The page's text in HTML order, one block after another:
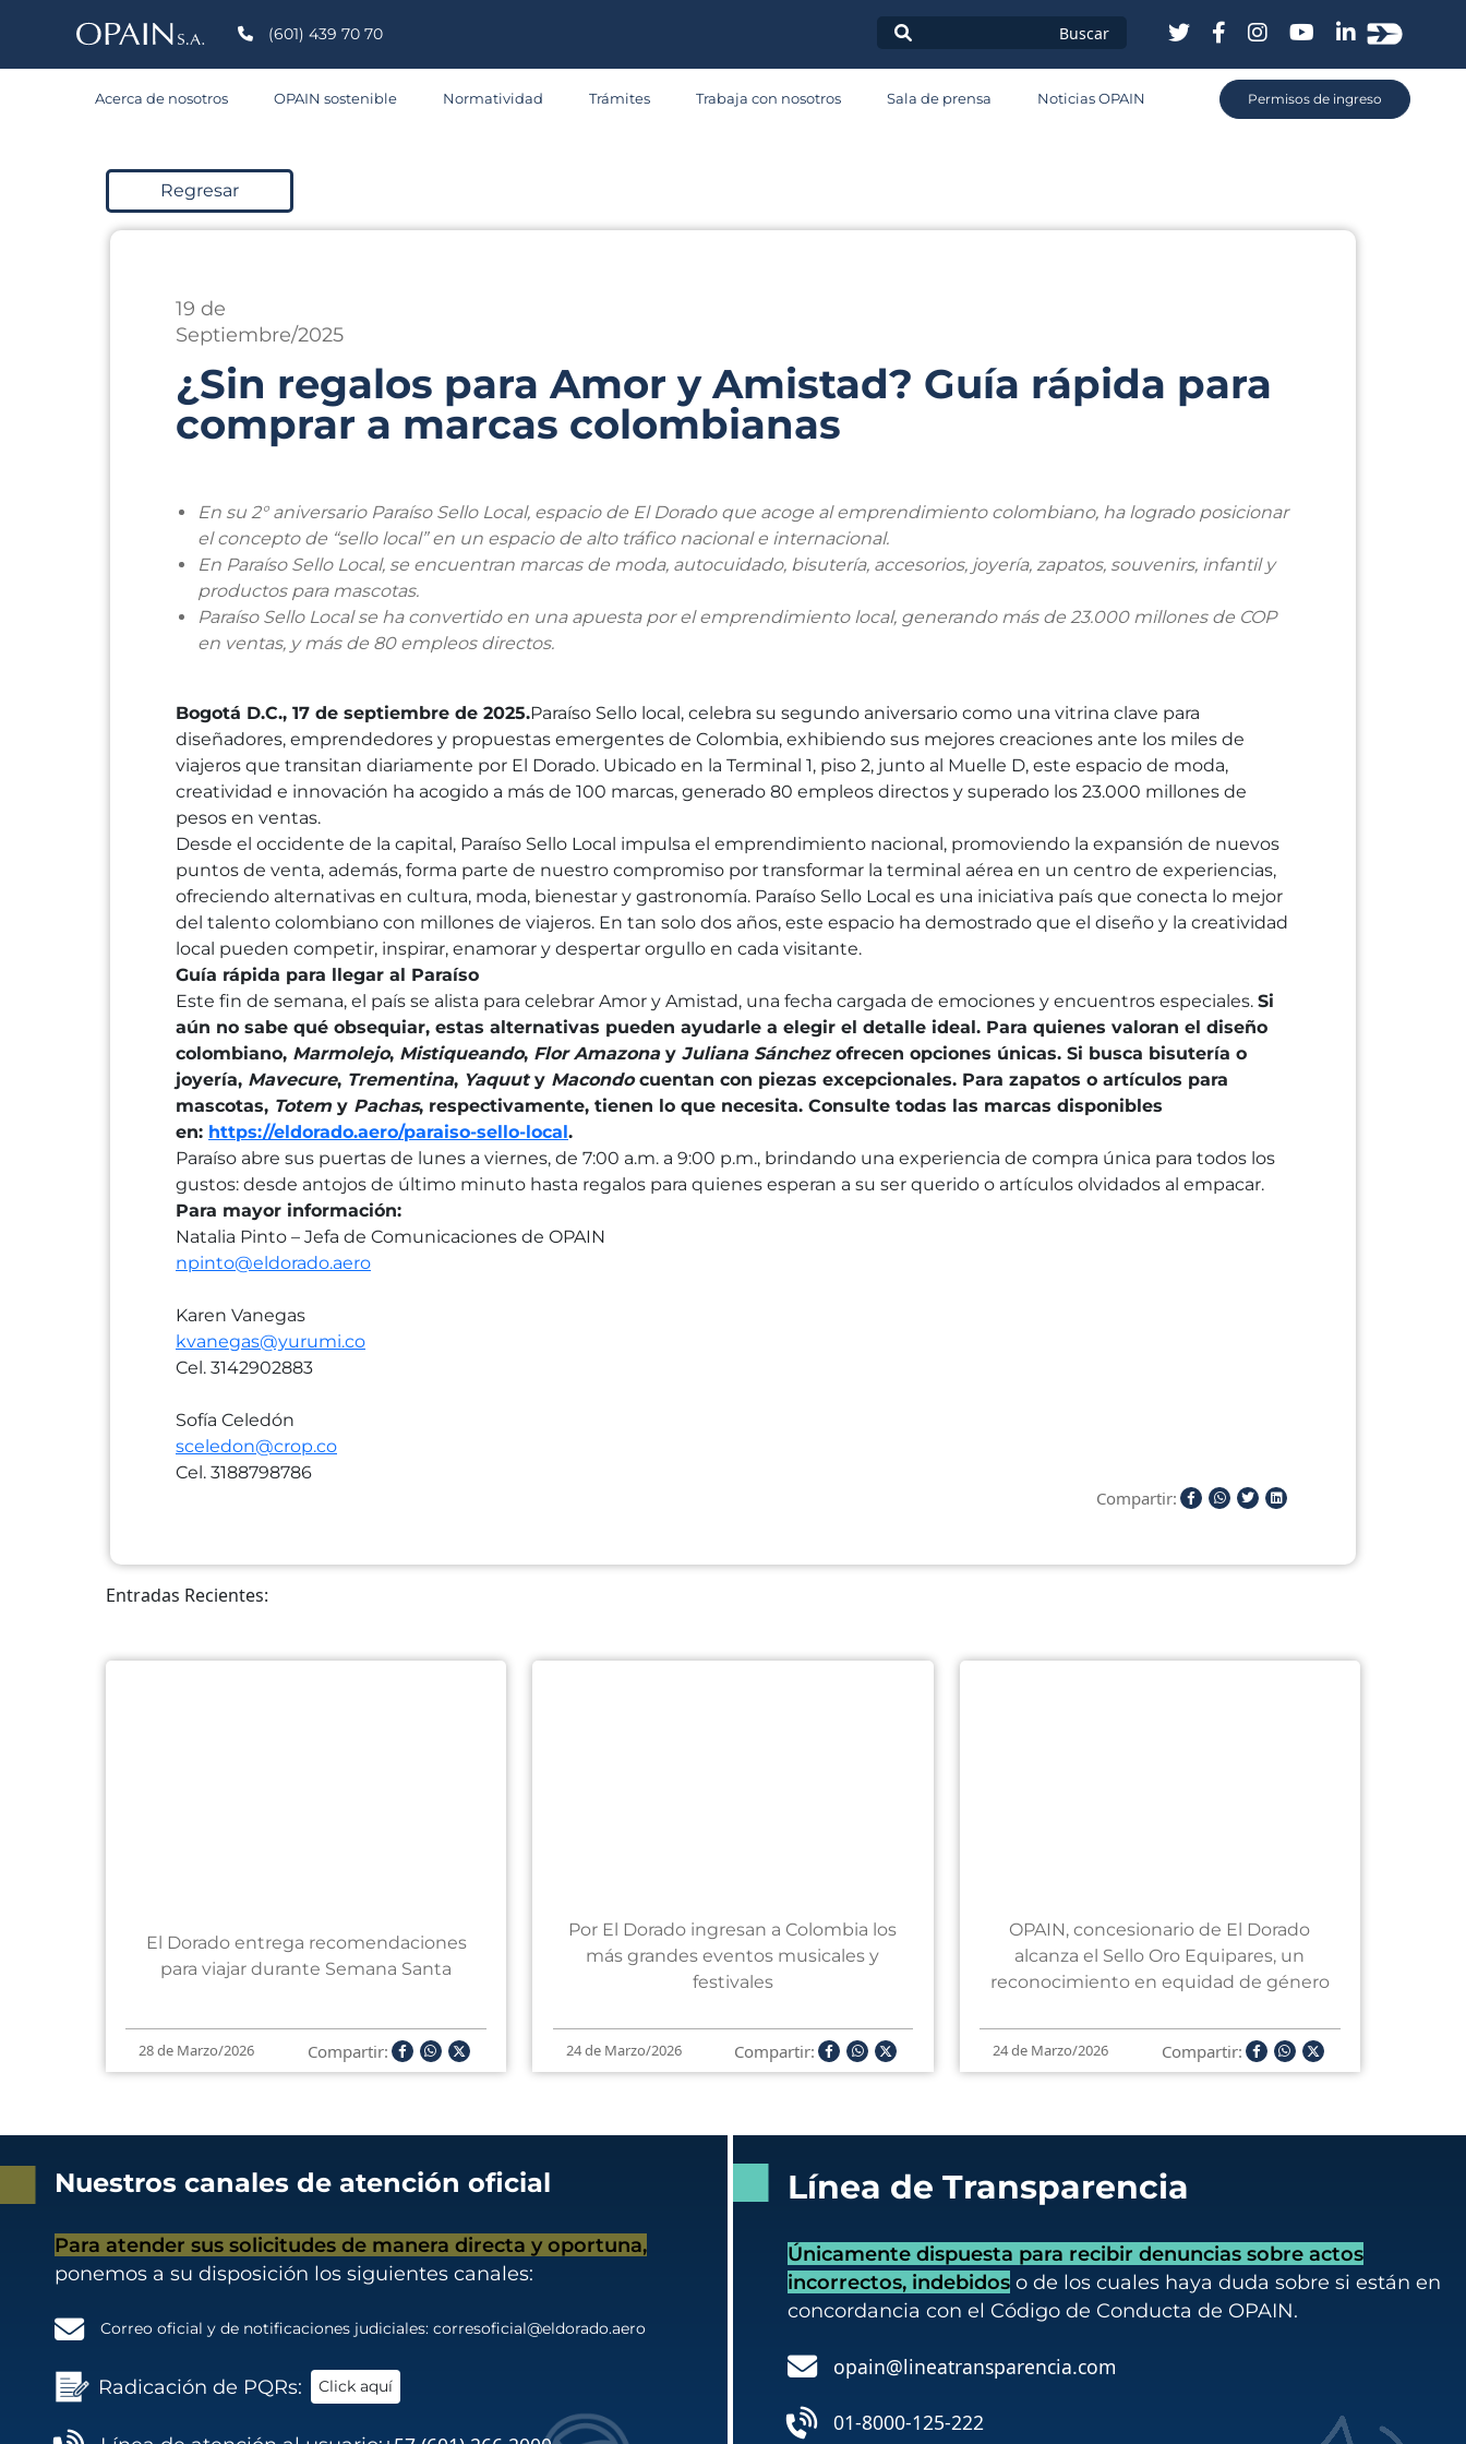
(601) 439 70 70
Acerca de nosotros OPAIN sostenible Normatividad Trámites Trabaja con nosotros Sala de prensa Noticias OPAIN Permisos de ingreso
Sala de Prensa
Comunicados
Regresar
19 de
Septiembre/2025
¿Sin regalos para Amor y Amistad? Guía rápida para
comprar a marcas colombianas
En su 2° aniversario Paraíso Sello Local, espacio de El Dorado que acoge al emprendimiento colombiano, ha logrado posicionar
el concepto de “sello local” en un espacio de alto tráfico nacional e internacional.
En Paraíso Sello Local, se encuentran marcas de moda, autocuidado, bisutería, accesorios, joyería, zapatos, souvenirs, infantil y
productos para mascotas.
Paraíso Sello Local se ha convertido en una apuesta por el emprendimiento local, generando más de 23.000 millones de COP
en ventas, y más de 80 empleos directos.
Bogotá D.C., 17 de septiembre de 2025.Paraíso Sello local, celebra su segundo aniversario como una vitrina clave para
diseñadores, emprendedores y propuestas emergentes de Colombia, exhibiendo sus mejores creaciones ante los miles de
viajeros que transitan diariamente por El Dorado. Ubicado en la Terminal 1, piso 2, junto al Muelle D, este espacio de moda,
creatividad e innovación ha acogido a más de 100 marcas, generado 80 empleos directos y superado los 23.000 millones de
pesos en ventas.
Desde el occidente de la capital, Paraíso Sello Local impulsa el emprendimiento nacional, promoviendo la expansión de nuevos
puntos de venta, además, forma parte de nuestro compromiso por transformar la terminal aérea en un centro de experiencias,
ofreciendo alternativas en cultura, moda, bienestar y gastronomía. Paraíso Sello Local es una iniciativa país que conecta lo mejor
del talento colombiano con millones de viajeros. En tan solo dos años, este espacio ha demostrado que el diseño y la creatividad
local pueden competir, inspirar, enamorar y despertar orgullo en cada visitante.
Guía rápida para llegar al Paraíso
Este fin de semana, el país se alista para celebrar Amor y Amistad, una fecha cargada de emociones y encuentros especiales. Si
aún no sabe qué obsequiar, estas alternativas pueden ayudarle a elegir el detalle ideal. Para quienes valoran el diseño
colombiano, Marmolejo, Mistiqueando, Flor Amazonay Juliana Sánchezofrecen opciones únicas. Si busca bisutería o
joyería, Mavecure, Trementina, Yaquuty Macondocuentan con piezas excepcionales. Para zapatos o artículos para
mascotas, Totem y Pachas, respectivamente, tienen lo que necesita. Consulte todas las marcas disponibles
en: https://eldorado.aero/paraiso-sello-local.
Paraíso abre sus puertas de lunes a viernes, de 7:00 a.m. a 9:00 p.m., brindando una experiencia de compra única para todos los
gustos: desde antojos de último minuto hasta regalos para quienes esperan a su ser querido o artículos olvidados al empacar.
Para mayor información:
Natalia Pinto – Jefa de Comunicaciones de OPAIN
npinto@eldorado.aero
Karen Vanegas
kvanegas@yurumi.co
Cel. 3142902883
Sofía Celedón
sceledon@crop.co
Cel. 3188798786
Compartir:
Entradas Recientes:
El Dorado entrega recomendaciones
para viajar durante Semana Santa
28 de Marzo/2026 Compartir:
Por El Dorado ingresan a Colombia los
más grandes eventos musicales y
festivales
24 de Marzo/2026 Compartir:
OPAIN, concesionario de El Dorado
alcanza el Sello Oro Equipares, un
reconocimiento en equidad de género
24 de Marzo/2026 Compartir:
Nuestros canales de atención oficial
Para atender sus solicitudes de manera directa y oportuna,
ponemos a su disposición los siguientes canales:
Correo oficial y de notificaciones judiciales: corresoficial@eldorado.aero
Radicación de PQRs: Click aquí
Línea de Transparencia
Únicamente dispuesta para recibir denuncias sobre actos
incorrectos, indebidos o de los cuales haya duda sobre si están en
concordancia con el Código de Conducta de OPAIN.
opain@lineatransparencia.com
01-8000-125-222